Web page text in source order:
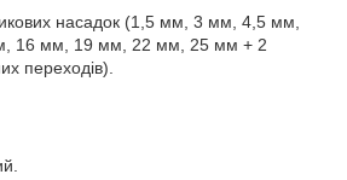
насадок (1,5 мм, 3 мм, 4,5 мм,
16 мм, 19 мм, 22 мм, 25 мм + 2
переходів).